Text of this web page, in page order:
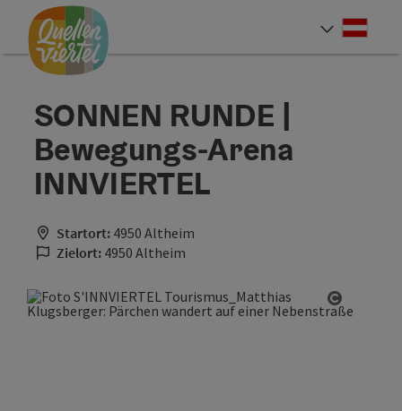
Zum Inhalt
Zur Navigation
Zum Seitenanfang
SONNEN RUNDE |
Bewegungs-Arena
INNVIERTEL
Startort: 4950 Altheim
Zielort: 4950 Altheim